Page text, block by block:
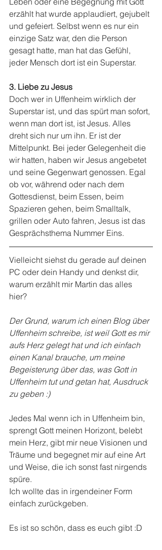
erzählt hat wurde applaudiert, gejubelt
und gefeiert. Selbst wenn es nur ein
einzige Satz war, den die Person
gesagt hatte, man hat das Gefühl,
jeder Mensch dort ist ein Superstar.
3. Liebe zu Jesus
Doch wer in Uffenheim wirklich der
Superstar ist, und das spürt man sofort,
wenn man dort ist, ist Jesus. Alles
dreht sich nur um ihn. Er ist der
Mittelpunkt. Bei jeder Gelegenheit die
wir hatten, haben wir Jesus angebetet
und seine Gegenwart genossen. Egal
ob vor, während oder nach dem
Gottesdienst, beim Essen, beim
Spazieren gehen, beim Smalltalk,
grillen oder Auto fahren, Jesus ist das
Gesprächsthema Nummer Eins.
Vielleicht siehst du gerade auf deinen
PC oder dein Handy und denkst dir,
warum erzählt mir Martin das alles
hier?
Der Grund, warum ich einen Blog über
Uffenheim schreibe, ist weil Gott es mir
aufs Herz gelegt hat und ich einfach
einen Kanal brauche, um meine
Begeisterung über das, was Gott in
Uffenheim tut und getan hat, Ausdruck
zu geben :)
Jedes Mal wenn ich in Uffenheim bin,
sprengt Gott meinen Horizont, belebt
mein Herz, gibt mir neue Visionen und
Träume und begegnet mir auf eine Art
und Weise, die ich sonst fast nirgends
spüre.
Ich wollte das in irgendeiner Form
einfach zurückgeben.
Es ist so schön, dass es euch gibt :D